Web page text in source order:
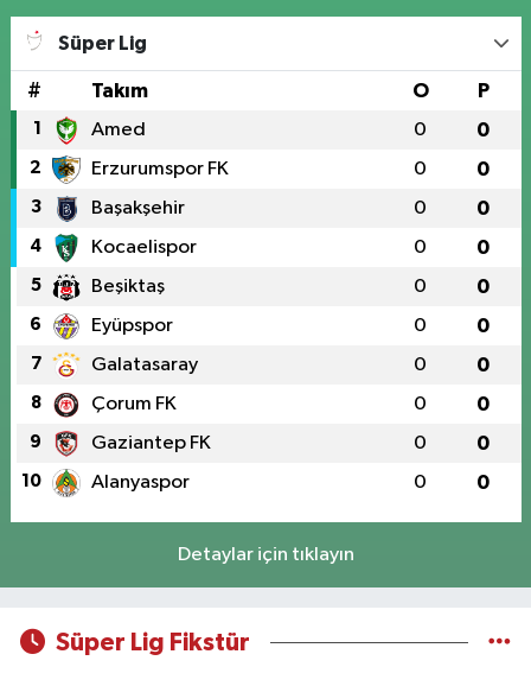
Süper Lig
# Takım O P
1 Amed 0 0
2 Erzurumspor FK 0 0
3 Başakşehir 0 0
4 Kocaelispor 0 0
5 Beşiktaş 0 0
6 Eyüpspor 0 0
7 Galatasaray 0 0
8 Çorum FK 0 0
9 Gaziantep FK 0 0
10 Alanyaspor 0 0
Detaylar için tıklayın
Süper Lig Fikstür